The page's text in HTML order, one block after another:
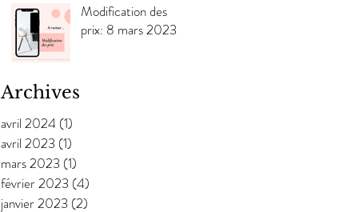
Modification des
prix: 8 mars 2023
Archives
avril 2024 (1)
avril 2023 (1)
mars 2023 (1)
février 2023 (4)
janvier 2023 (2)